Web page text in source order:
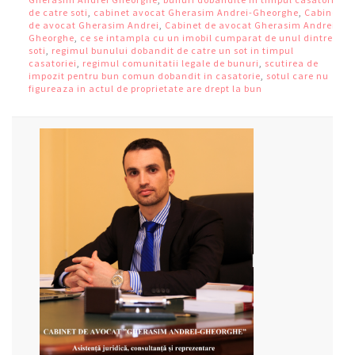
de catre soti, cabinet avocat Gherasim Andrei-Gheorghe, Cabinet
de avocat Gherasim Andrei, Cabinet de avocat Gherasim Andrei
Gheorghe, ce se intampla cu un imobil cumparat de unul dintre
soti, regimul bunului dobandit de catre un sot in timpul
casatoriei, regimul comunitatii legale de bunuri, scutirea de
impozit pentru bun comun dobandit in casatorie, sotul care nu
figureaza in actul de proprietate are drept la bun